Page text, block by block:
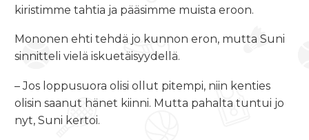
kiristimme tahtia ja pääsimme muista eroon.
Mononen ehti tehdä jo kunnon eron, mutta Suni
sinnitteli vielä iskuetäisyydellä.
– Jos loppusuora olisi ollut pitempi, niin kenties
olisin saanut hänet kiinni. Mutta pahalta tuntui jo
nyt, Suni kertoi.